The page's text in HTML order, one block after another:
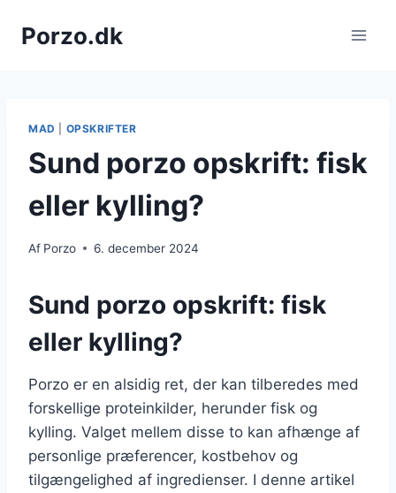
Porzo.dk
MAD OPSKRIFTER
Sund porzo opskrift: fisk
eller kylling?
Af Porzo 6. december 2024
Sund porzo opskrift: fisk
eller kylling?
Porzo er en alsidig ret, der kan tilberedes med
forskellige proteinkilder, herunder fisk og
kylling. Valget mellem disse to kan afhænge af
personlige præferencer, kostbehov og
tilgængelighed af ingredienser. I denne artikel